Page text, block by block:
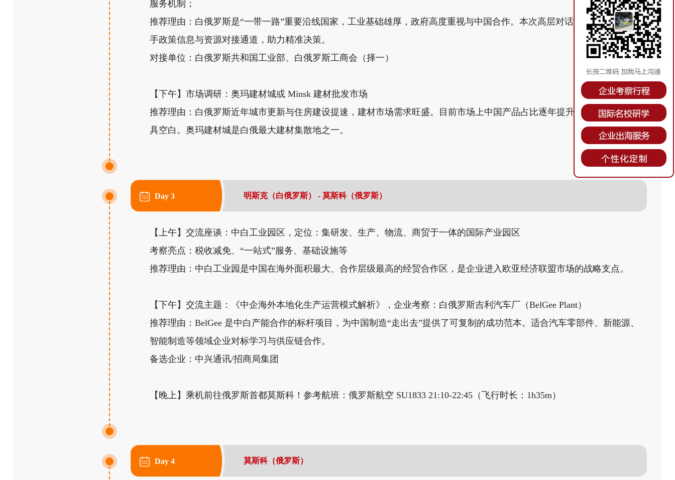
服务机制；
推荐理由：白俄罗斯是“一带一路”重要沿线国家，工业基础雄厚，政府高度重视与中国合作。本次高层对话将为企业提供第一
手政策信息与资源对接通道，助力精准决策。
对接单位：白俄罗斯共和国工业部、白俄罗斯工商会（择一）
【下午】市场调研：奥玛建材城或 Minsk 建材批发市场
推荐理由：白俄罗斯近年城市更新与住房建设提速，建材市场需求旺盛。目前市场上中国产品占比逐年提升，但高端品牌仍
具空白。奥玛建材城是白俄最大建材集散地之一。
Day 3 明斯克（白俄罗斯） - 莫斯科（俄罗斯）
【上午】交流座谈：中白工业园区，定位：集研发、生产、物流、商贸于一体的国际产业园区
考察亮点：税收减免、“一站式”服务、基础设施等
推荐理由：中白工业园是中国在海外面积最大、合作层级最高的经贸合作区，是企业进入欧亚经济联盟市场的战略支点。
【下午】交流主题：《中企海外本地化生产运营模式解析》，企业考察：白俄罗斯吉利汽车厂（BelGee Plant）
推荐理由：BelGee 是中白产能合作的标杆项目，为中国制造“走出去”提供了可复制的成功范本。适合汽车零部件、新能源、
智能制造等领域企业对标学习与供应链合作。
备选企业：中兴通讯/招商局集团
【晚上】乘机前往俄罗斯首都莫斯科！参考航班：俄罗斯航空 SU1833 21:10-22:45（飞行时长：1h35m）
Day 4 莫斯科（俄罗斯）